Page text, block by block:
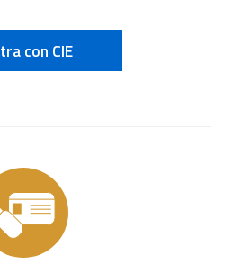
con CIE